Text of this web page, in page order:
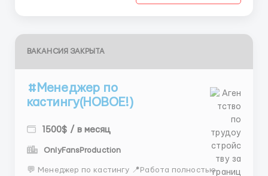
ВАКАНСИЯ ЗАКРЫТА
#Менеджер по
кастингу(НОВОЕ!)
1500$ / в месяц
OnlyFansProduction
💬 Менеджер по кастингу 📍Работа полностью